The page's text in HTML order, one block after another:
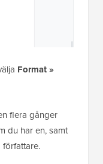
Format »
flera gånger
du har en, samt